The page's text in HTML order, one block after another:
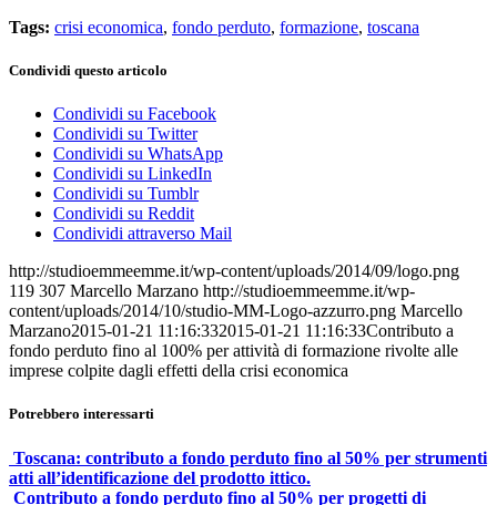
Tags: crisi economica, fondo perduto, formazione, toscana
Condividi questo articolo
Condividi su Facebook
Condividi su Twitter
Condividi su WhatsApp
Condividi su LinkedIn
Condividi su Tumblr
Condividi su Reddit
Condividi attraverso Mail
http://studioemmeemme.it/wp-content/uploads/2014/09/logo.png
119 307 Marcello Marzano http://studioemmeemme.it/wp-
content/uploads/2014/10/studio-MM-Logo-azzurro.png Marcello
Marzano2015-01-21 11:16:332015-01-21 11:16:33Contributo a
fondo perduto fino al 100% per attività di formazione rivolte alle
imprese colpite dagli effetti della crisi economica
Potrebbero interessarti
Toscana: contributo a fondo perduto fino al 50% per strumenti
atti all’identificazione del prodotto ittico.
Contributo a fondo perduto fino al 50% per progetti di